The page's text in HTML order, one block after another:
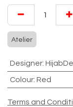
Atelier
Designer:
Colour: Red
Terms and